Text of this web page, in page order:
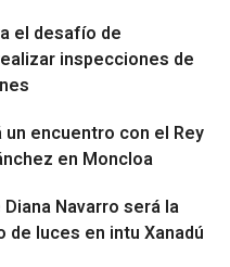
el desafío de
inspecciones de
un encuentro con el Rey
en Moncloa
Diana Navarro será la
luces en intu Xanadú